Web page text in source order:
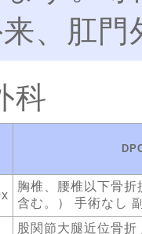
、肛
科
胸椎、腰椎以下骨
含む。） 手術なし
股関節大腿近位骨